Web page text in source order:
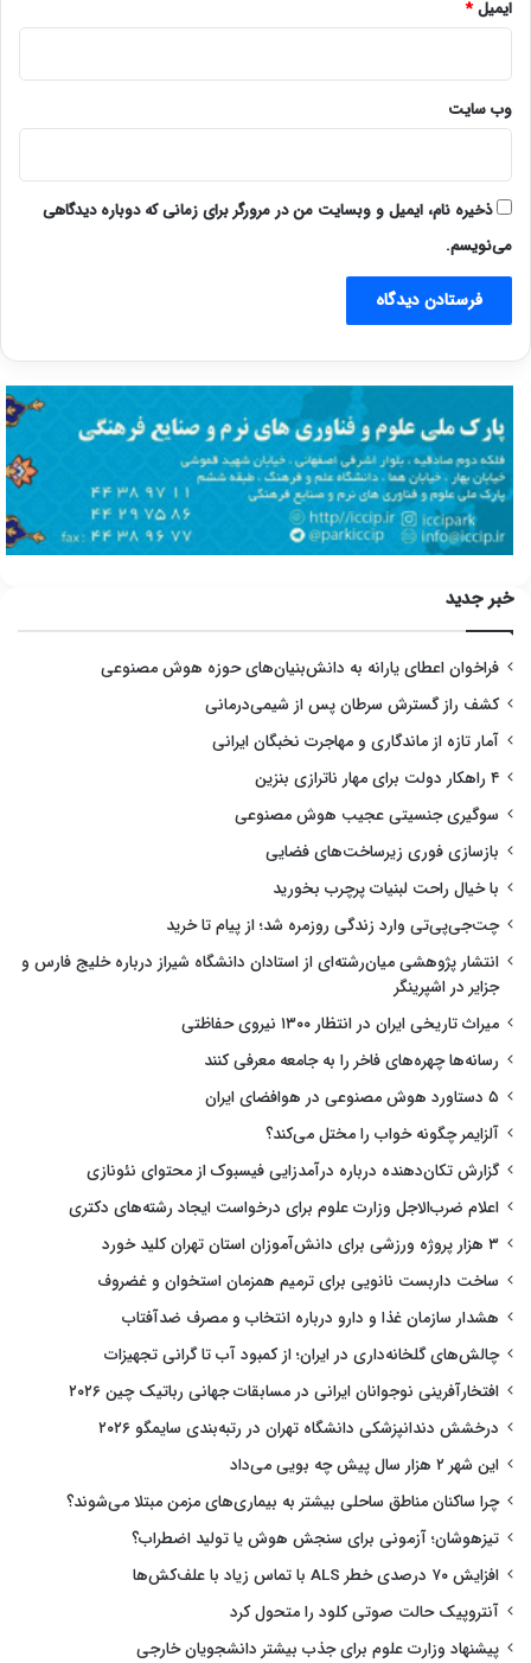
ایمیل*
وب‌ سایت
ذخیره نام، ایمیل و وبسایت من در مرورگر برای زمانی که دوباره دیدگاهی
می‌نویسم.
خبر جدید
فراخوان اعطای یارانه به دانش‌بنیان‌های حوزه هوش مصنوعی
کشف راز گسترش سرطان پس از شیمی‌درمانی
آمار تازه از ماندگاری و مهاجرت نخبگان ایرانی
۴ راهکار دولت برای مهار ناترازی بنزین
سوگیری جنسیتی عجیب هوش مصنوعی
بازسازی فوری زیرساخت‌های فضایی
با خیال راحت لبنیات پرچرب بخورید
چت‌جی‌پی‌تی وارد زندگی روزمره شد؛ از پیام تا خرید
انتشار پژوهشی میان‌رشته‌ای از استادان دانشگاه شیراز درباره خلیج فارس و
جزایر در اشپرینگر
میراث تاریخی ایران در انتظار ۱۳۰۰ نیروی حفاظتی
رسانه‌ها چهره‌های فاخر را به جامعه معرفی کنند
۵ دستاورد هوش مصنوعی در هوافضای ایران
آلزایمر چگونه خواب را مختل می‌کند؟
گزارش تکان‌دهنده درباره درآمدزایی فیسبوک از محتوای نئونازی
اعلام ضرب‌الاجل وزارت علوم برای درخواست ایجاد رشته‌های دکتری
۳ هزار پروژه ورزشی برای دانش‌آموزان استان تهران کلید خورد
ساخت داربست نانویی برای ترمیم همزمان استخوان و غضروف
هشدار سازمان غذا و دارو درباره انتخاب و مصرف ضدآفتاب
چالش‌های گلخانه‌داری در ایران؛ از کمبود آب تا گرانی تجهیزات
افتخارآفرینی نوجوانان ایرانی در مسابقات جهانی رباتیک چین ۲۰۲۶
درخشش دندانپزشکی دانشگاه تهران در رتبه‌بندی سایمگو ۲۰۲۶
این شهر ۲ هزار سال پیش چه بویی می‌داد
چرا ساکنان مناطق ساحلی بیشتر به بیماری‌های مزمن مبتلا می‌شوند؟
تیزهوشان؛ آزمونی برای سنجش هوش یا تولید اضطراب؟
افزایش ۷۰ درصدی خطر ALS با تماس زیاد با علف‌کش‌ها
آنتروپیک حالت صوتی کلود را متحول کرد
پیشنهاد وزارت علوم برای جذب بیشتر دانشجویان خارجی